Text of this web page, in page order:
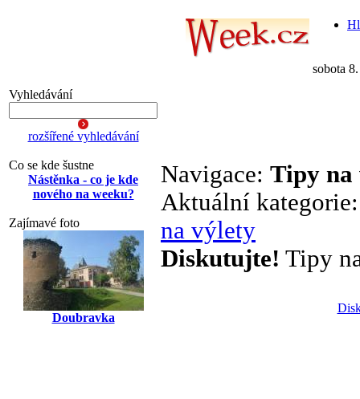
sobota
Vyhledávání
rozšířené vyhledávání
Co se kde šustne
Nástěnka - co je kde
nového na weeku?
Zajímavé foto
Doubravka
Navigace: Tipy na
Aktuální
na výlety
Diskutujte! Tipy